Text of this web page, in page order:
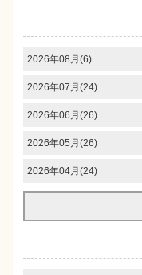
2026年08月(6)
2026年07月(24)
2026年06月(26)
2026年05月(26)
2026年04月(24)